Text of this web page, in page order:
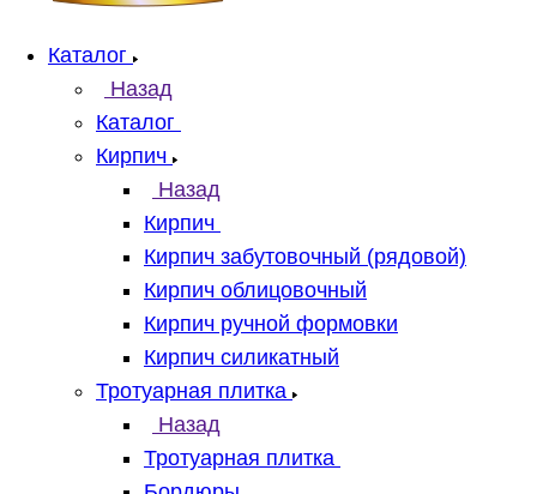
Каталог
Назад
Каталог
Кирпич
Назад
Кирпич
Кирпич забутовочный (рядовой)
Кирпич облицовочный
Кирпич ручной формовки
Кирпич силикатный
Тротуарная плитка
Назад
Тротуарная плитка